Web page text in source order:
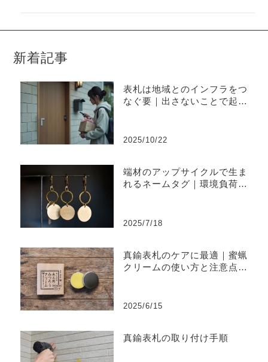
新着記事
表札は地域とのインフラをつ
なぐ要｜出さないことで起き
2025/10/22
端材のアップサイクルで生ま
れるネームタグ｜環境負荷を
2025/7/18
真鍮表札のケアに最適｜蜜蝋
クリームの使い方と注意点ま
2025/6/15
真鍮表札の取り付け手順